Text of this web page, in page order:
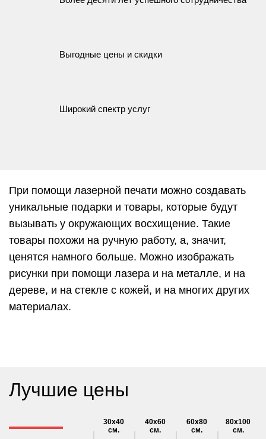
Выгодные цены и скидки
Широкий спектр услуг
При помощи лазерной печати можно создавать
уникальные подарки и товары, которые будут
вызывать у окружающих восхищение. Такие
товары похожи на ручную работу, а, значит,
ценятся намного больше. Можно изображать
рисунки при помощи лазера и на металле, и на
дереве, и на стекле с кожей, и на многих других
материалах.
Лучшие цены
30х40
см.
40х60
см.
60х80
см.
80х100
см.